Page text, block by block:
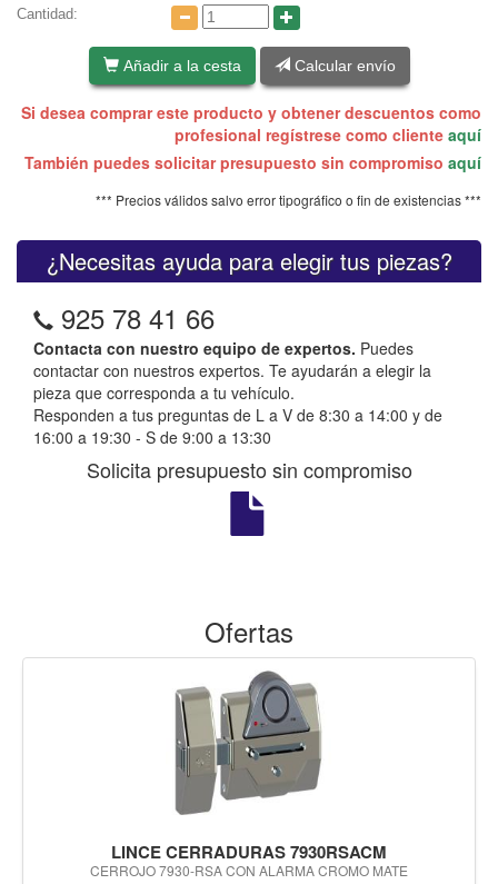
Cantidad:
Añadir a la cesta Calcular envío
Si desea comprar este producto y obtener descuentos como
profesional regístrese como cliente aquí
También puedes solicitar presupuesto sin compromiso aquí
*** Precios válidos salvo error tipográfico o fin de existencias ***
¿Necesitas ayuda para elegir tus piezas?
925 78 41 66
Contacta con nuestro equipo de expertos. Puedes
contactar con nuestros expertos. Te ayudarán a elegir la
pieza que corresponda a tu vehículo.
Responden a tus preguntas de L a V de 8:30 a 14:00 y de
16:00 a 19:30 - S de 9:00 a 13:30
Solicita presupuesto sin compromiso
Ofertas
LINCE CERRADURAS 7930RSACM
CERROJO 7930-RSA CON ALARMA CROMO MATE